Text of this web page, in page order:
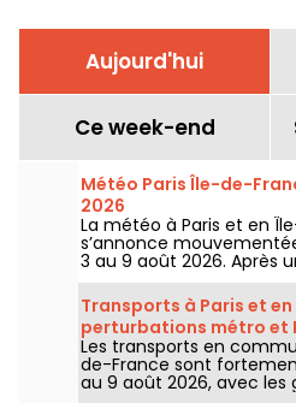
Aujourd'hui
Ce week-end
Météo Paris Île-de-
2026
La météo à Paris et en
s’annonce
3 au 9 août 2026. Après
marqué par un risque
températures vont
avant le retour d’un
ensoleillé pour le week-
Transports à Paris et
perturbations métro et
2026
Les transports en
de-France sont
au 9 août 2026, avec les